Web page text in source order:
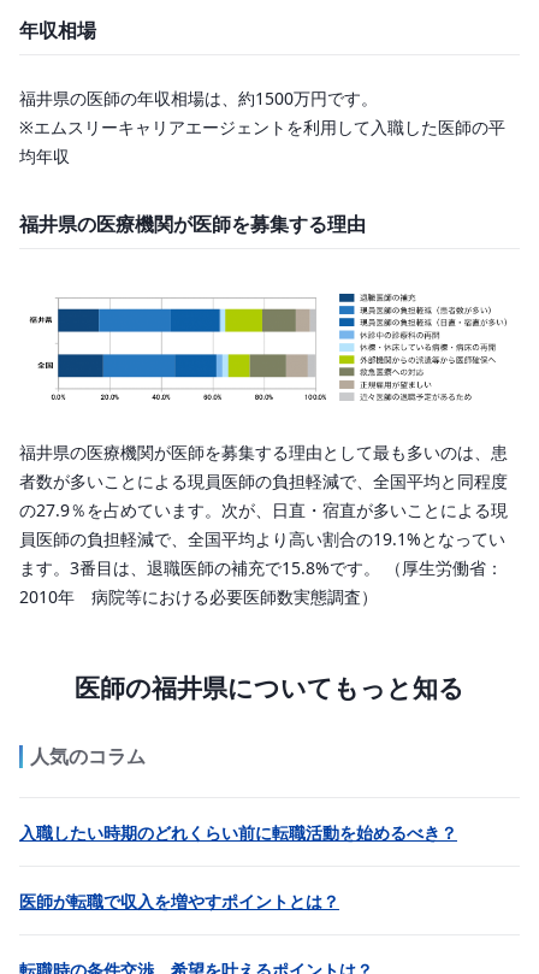
年収相場
福井県の医師の年収相場は、約1500万円です。
※エムスリーキャリアエージェントを利用して入職した医師の平
均年収
福井県の医療機関が医師を募集する理由
福井県の医療機関が医師を募集する理由として最も多いのは、患
者数が多いことによる現員医師の負担軽減で、全国平均と同程度
の27.9％を占めています。次が、日直・宿直が多いことによる現
員医師の負担軽減で、全国平均より高い割合の19.1%となってい
ます。3番目は、退職医師の補充で15.8%です。 （厚生労働省：
2010年 病院等における必要医師数実態調査）
医師の福井県についてもっと知る
人気のコラム
入職したい時期のどれくらい前に転職活動を始めるべき？
医師が転職で収入を増やすポイントとは？